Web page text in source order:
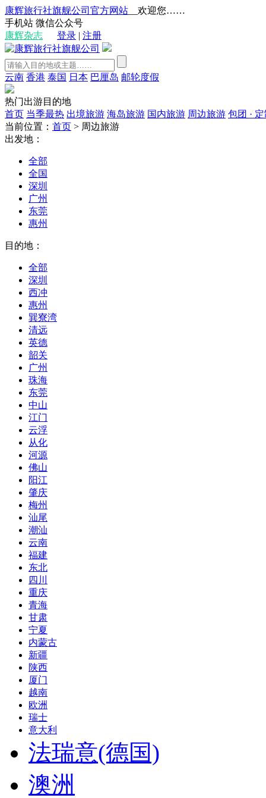
康辉旅行社旗舰公司官方网站 __欢迎您……
手机站 微信公众号
康辉杂志
登录 | 注册
云南 香港 泰国 日本 巴厘岛 邮轮度假
热门出游目的地
首页 当季最热 出境旅游 海岛旅游 国内旅游 周边旅游 包团 ·
当前位置： 首页 > 周边旅游
出发地：
全部
全国
深圳
广州
东莞
惠州
目的地：
全部
深圳
西冲
惠州
巽寮湾
清远
英德
韶关
广州
珠海
东莞
中山
江门
云浮
从化
河源
佛山
阳江
肇庆
梅州
汕尾
潮汕
云南
福建
东北
四川
重庆
青海
甘肃
宁夏
内蒙古
新疆
陕西
厦门
越南
欧洲
瑞士
意大利
法瑞意(德国)
澳洲